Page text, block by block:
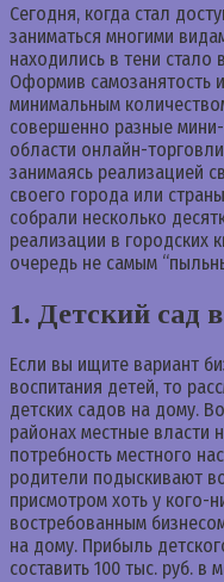
Сегодня, когда стал
заниматься многими
находились в тени
Оформив самозанятость
минимальным
совершенно разные
области онлайн-
занимаясь реализацией
своего города или
собрали несколько
реализации в городских
очередь не самым
1. Детский сад
Если вы ищите вариант
воспитания детей, то
детских садов на дому.
районах местные власти
потребность местного
родители подыскивают
присмотром хоть у кого-
востребованным
на дому. Прибыль
составить 100 тыс. руб. в